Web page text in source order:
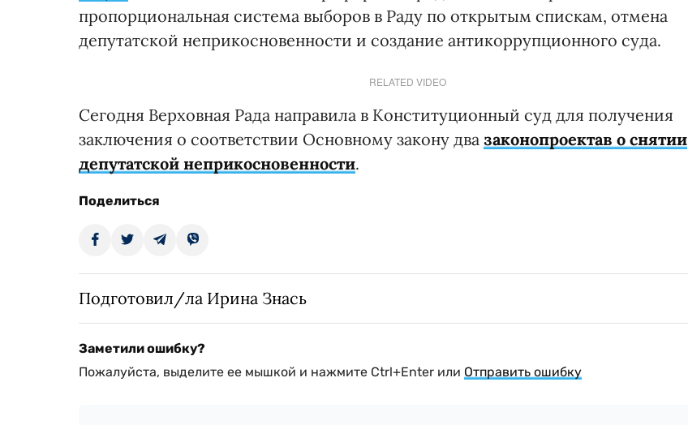
пропорциональная система выборов в Раду по открытым спискам, отмена
депутатской неприкосновенности и создание антикоррупционного суда.
RELATED VIDEO
Сегодня Верховная Рада направила в Конституционный суд для получения
заключения о соответствии Основному закону два законопроектав о снятии
депутатской неприкосновенности.
Поделиться
Подготовил/ла Ирина Знась
Заметили ошибку?
Пожалуйста, выделите ее мышкой и нажмите Ctrl+Enter или Отправить ошибку